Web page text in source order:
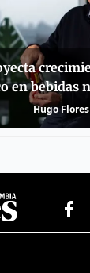
en bebidas
Hugo Flores